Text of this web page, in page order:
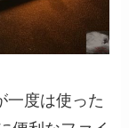
一度は使った